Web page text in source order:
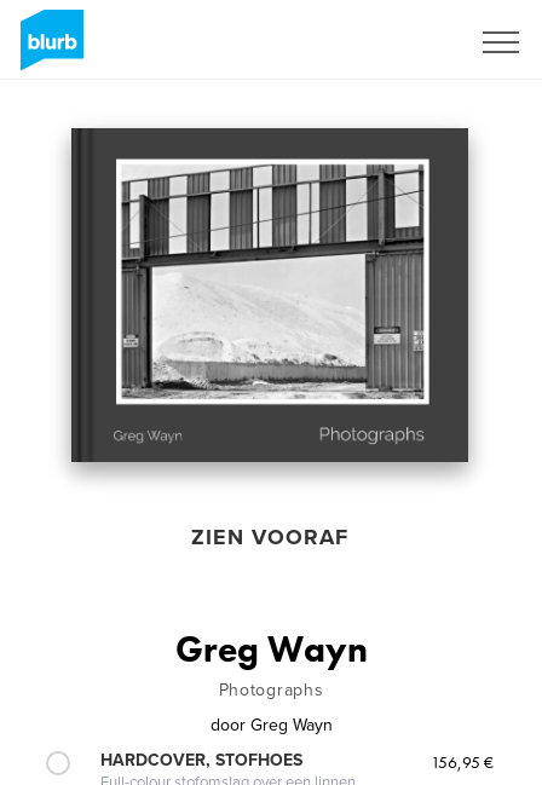
ZIEN VOORAF
Greg Wayn
Photographs
door Greg Wayn
HARDCOVER, STOFHOES
156,95 €